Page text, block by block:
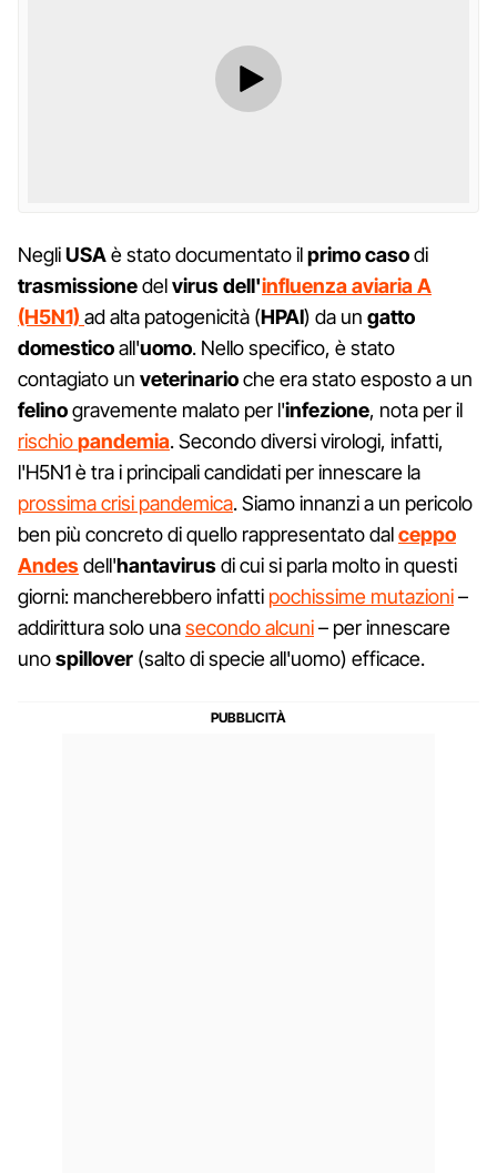
NegliUSAè stato documentato ilprimo casodi
trasmissionedelvirus dell'influenza aviaria A
(H5N1) ad alta patogenicità (HPAI) da un gatto
domesticoall'uomo. Nello specifico, è stato
contagiato un veterinarioche era stato esposto a un
felinogravemente malato per l'infezione, nota per il
rischiopandemia. Secondo diversi virologi, infatti,
l'H5N1 è tra i principali candidati per innescare la
prossima crisi pandemica. Siamo innanzi a un pericolo
ben più concreto di quello rappresentato dalceppo
Andesdell'hantavirusdi cui si parla molto in questi
giorni: mancherebbero infatti pochissime mutazioni–
addirittura solo unasecondo alcuni– per innescare
unospillover (salto di specie all'uomo) efficace.